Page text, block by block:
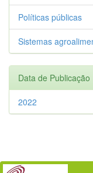
Políticas públicas
Sistemas
Data de Publicação
2022